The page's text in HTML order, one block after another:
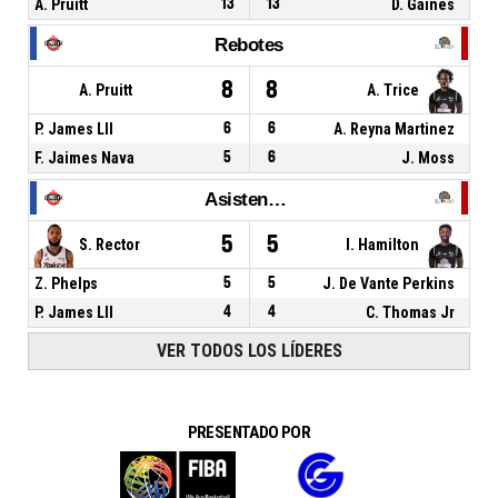
A. Pruitt 13 13 D. Gaines
Rebotes
A. Pruitt 8 8 A. Trice
P. James Lll 6 6
A. Reyna Martinez
F. Jaimes Nava
5 6 J. Moss
Asistencias
S. Rector 5 5 I. Hamilton
Z. Phelps 5 5
J. De Vante Perkins
P. James Lll
4 4 C. Thomas Jr
VER TODOS LOS LÍDERES
PRESENTADO POR